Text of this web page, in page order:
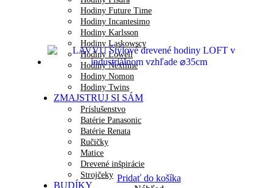
Hodiny Future Time
Hodiny Incantesimo
Hodiny Karlsson
Hodiny Laskowscy
Hodiny Lowell
Hodiny Nextime
Hodiny Nomon
Hodiny Twins
ZMAJSTRUJ SI SÁM
Príslušenstvo
Batérie Panasonic
Batérie Renata
Ručičky
Matice
Drevené inšpirácie
Strojčeky
BUDÍKY
Pridať do košíka